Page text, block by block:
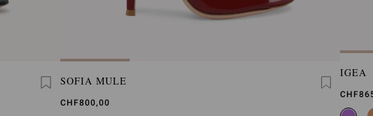
SOFIA MULE
CHF800,00
IGEA